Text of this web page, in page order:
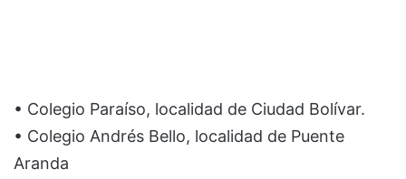
• Colegio Paraíso, localidad de Ciudad Bolívar.
• Colegio Andrés Bello, localidad de Puente
Aranda